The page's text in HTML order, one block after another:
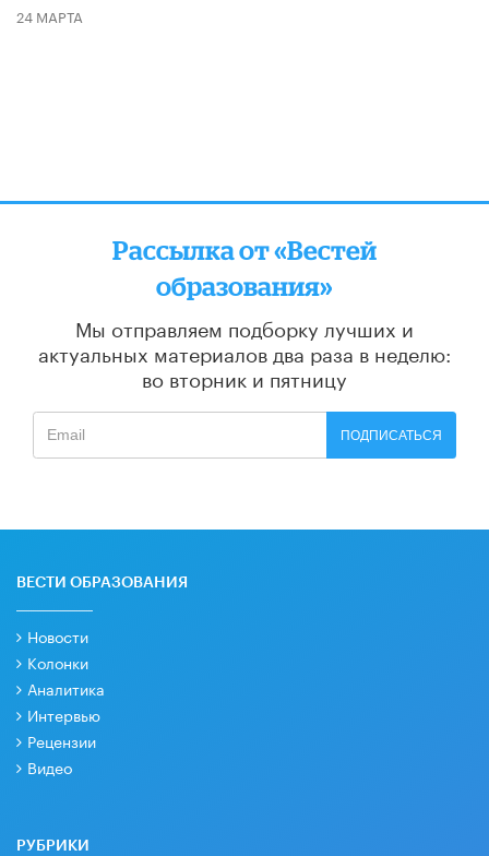
24 МАРТА
Рассылка от «Вестей
образования»
Мы отправляем подборку лучших и
актуальных материалов два раза в неделю:
во вторник и пятницу
ПОДПИСАТЬСЯ
ВЕСТИ ОБРАЗОВАНИЯ
Новости
Колонки
Аналитика
Интервью
Рецензии
Видео
РУБРИКИ